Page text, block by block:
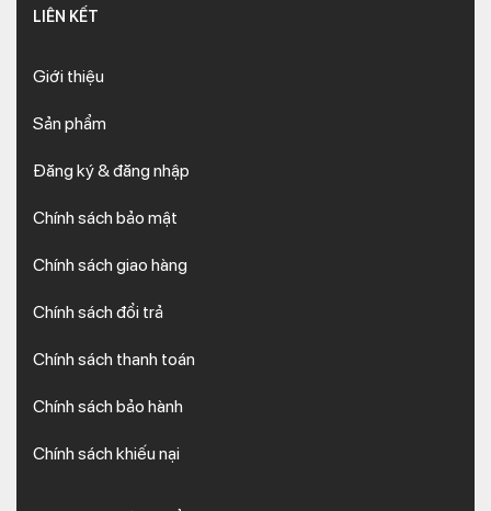
LIÊN KẾT
Giới thiệu
Sản phẩm
Đăng ký & đăng nhập
Chính sách bảo mật
Chính sách giao hàng
Chính sách đổi trả
Chính sách thanh toán
Chính sách bảo hành
Chính sách khiếu nại